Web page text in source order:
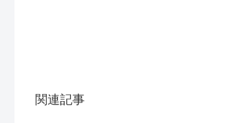
関連記事